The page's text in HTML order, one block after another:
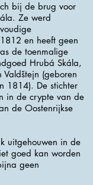
bij de brug voor
Ze werd
en heeft geen
de toenmalige
Hrubá Skála,
(geboren
1814). De stichter
in de crypte van de
de Oostenrijkse
uitgehouwen in de
goed kan worden
geen